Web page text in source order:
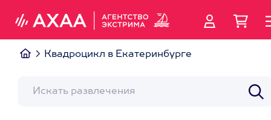
Квадроцикл в Екатеринбурге